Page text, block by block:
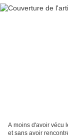
A moins d'avoir vécu
et sans avoir